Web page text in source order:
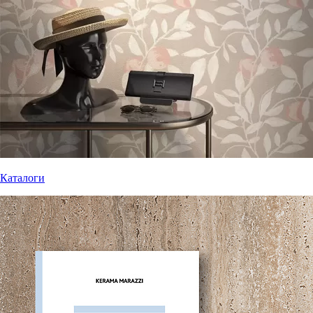
Каталоги